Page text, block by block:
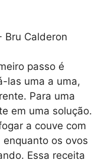
passo é
las uma a uma,
Para uma
em uma solução.
a couve com
os ovos
Essa receita